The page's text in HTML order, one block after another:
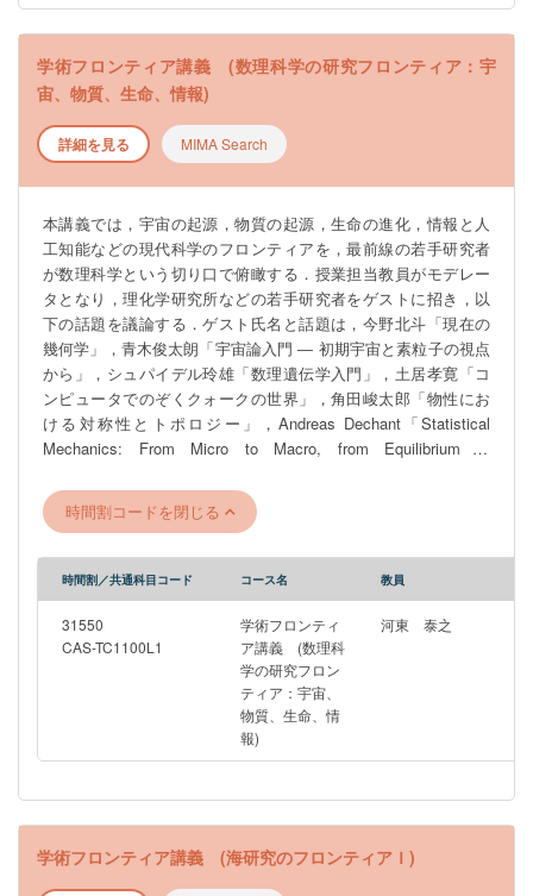
学術フロンティア講義 (数理科学の研究フロンティア：宇
宙、物質、生命、情報)
詳細を見る MIMA Search
本講義では，宇宙の起源，物質の起源，生命の進化，情報と人
工知能などの現代科学のフロンティアを，最前線の若手研究者
が数理科学という切り口で俯瞰する．授業担当教員がモデレー
タとなり，理化学研究所などの若手研究者をゲストに招き，以
下の話題を議論する．ゲスト氏名と話題は，今野北斗「現在の
幾何学」，青木俊太朗「宇宙論入門 ― 初期宇宙と素粒子の視点
から」，シュパイデル玲雄「数理遺伝学入門」，土居孝寛「コ
ンピュータでのぞくクォークの世界」，角田峻太郎「物性にお
ける対称性とトポロジー」，Andreas Dechant「Statistical
Mechanics: From Micro to Macro, from Equilibrium to
平衡へ）」, 菊池勇太「量子コンピュータでできること」であ
る．
時間割コードを閉じる
時間割／共通科目コード コース名 教員
31550
CAS-TC1100L1
学術フロンティ
ア講義 (数理科
学の研究フロン
ティア：宇宙、
物質、生命、情
報)
河東 泰之
学術フロンティア講義 (海研究のフロンティアＩ)